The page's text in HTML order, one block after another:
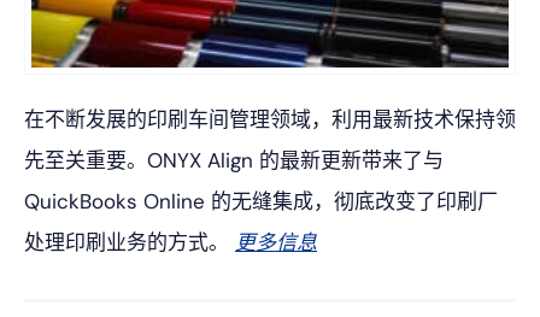
在不断发展的印刷车间管理领域，利用最新技术保持领
先至关重要。ONYX Align 的最新更新带来了与
QuickBooks Online 的无缝集成，彻底改变了印刷厂
处理印刷业务的方式。 更多信息